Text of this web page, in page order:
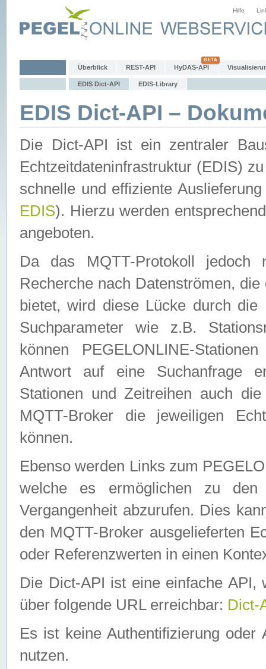
Hilfe
Überblick REST-API HyDAS-API
EDIS Dict-API EDIS-Library
EDIS Dict-API –
Die Dict-API ist ein zentraler
Echtzeitdateninfrastruktur (EDIS)
schnelle und effiziente
EDIS). Hierzu werden
angeboten.
Da das MQTT-Protokoll jedoch
Recherche nach Datenströmen,
bietet, wird diese Lücke durch die
Suchparameter wie z.B.
können PEGELONLINE-
Antwort auf eine Suchanfrage
Stationen und Zeitreihen auch
MQTT-Broker die jeweiligen
können.
Ebenso werden Links zum
welche es ermöglichen zu den
Vergangenheit abzurufen. Dies
den MQTT-Broker ausgelieferten
oder Referenzwerten in einen
Die Dict-API ist eine einfache API,
über folgende URL erreichbar: Dict-
Es ist keine Authentifizierung
nutzen.